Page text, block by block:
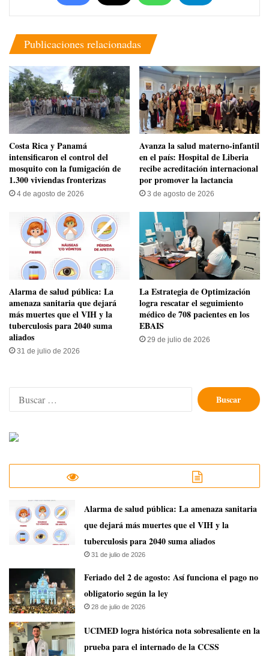
Publicaciones relacionadas
Costa Rica y Panamá
intensificaron el control del
mosquito con la fumigación de
1.300 viviendas fronterizas
4 de agosto de 2026
Avanza la salud materno-infantil
en el país: Hospital de Liberia
recibe acreditación internacional
por promover la lactancia
3 de agosto de 2026
​Alarma de salud pública: La
amenaza sanitaria que dejará
más muertes que el VIH y la
tuberculosis para 2040 suma
aliados
31 de julio de 2026
La Estrategia de Optimización
logra rescatar el seguimiento
médico de 708 pacientes en los
EBAIS
29 de julio de 2026
Buscar:
​Alarma de salud pública: La amenaza sanitaria
que dejará más muertes que el VIH y la
tuberculosis para 2040 suma aliados
31 de julio de 2026
Feriado del 2 de agosto: Así funciona el pago no
obligatorio según la ley
28 de julio de 2026
UCIMED logra histórica nota sobresaliente en la
prueba para el internado de la CCSS